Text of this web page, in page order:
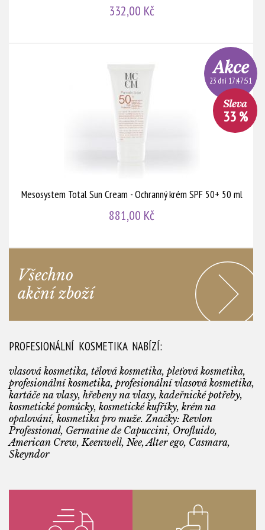
332,00 Kč
Mesosystem Total Sun Cream - Ochranný krém SPF 50+ 50 ml
881,00 Kč
23 dní 17:47:51
33 %
Všechno
akční zboží
PROFESIONÁLNÍ KOSMETIKA NABÍZÍ:
vlasová kosmetika, tělová kosmetika, pleťová kosmetika,
profesionální kosmetika, profesionální vlasová kosmetika,
kartáče na vlasy, hřebeny na vlasy, kadeřnické potřeby,
kosmetické pomůcky, kosmetické kufříky, krém na
opalování, kosmetika pro muže. Značky: Revlon
Professional, Germaine de Capuccini, Orofluido,
American Crew, Keenwell, Nee, Alter ego, Casmara,
Skeyndor